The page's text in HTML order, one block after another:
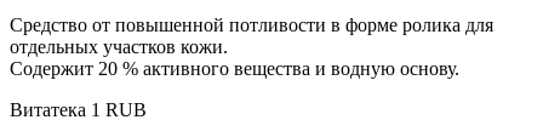
Средство от повышенной потливости в форме ролика для
отдельных участков кожи.
Содержит 20 % активного вещества и водную основу.
Витатека 1 RUB